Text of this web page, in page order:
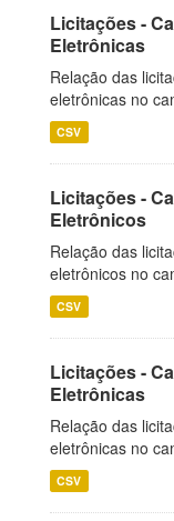
Licitações -
Eletrônicas
Relação das
eletrônicas no
CSV
Licitações -
Eletrônicos
Relação das
eletrônicos no
CSV
Licitações -
Eletrônicas
Relação das
eletrônicas no
CSV